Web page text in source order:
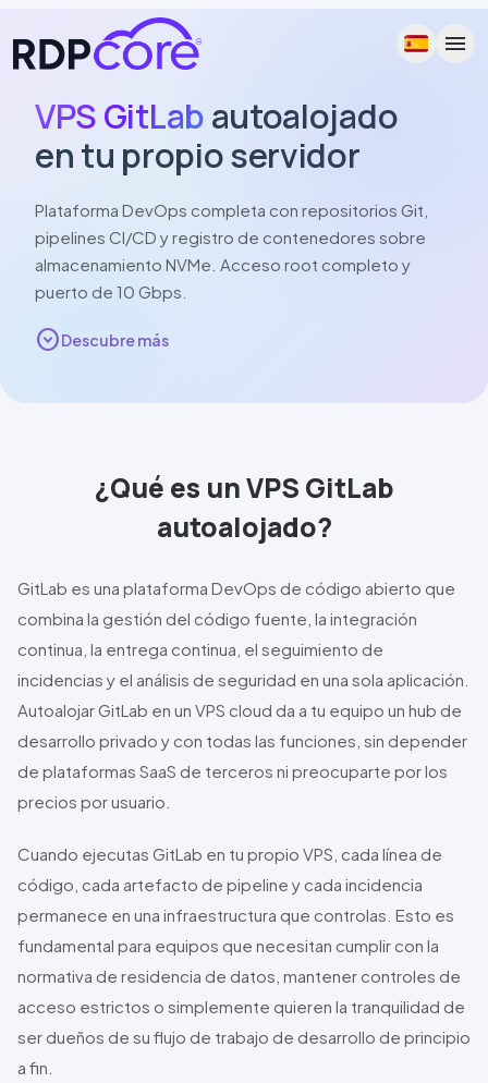
menu
VPSGitLabautoalojado
en tu propio servidor
Plataforma DevOps completa con repositorios Git,
pipelines CI/CD y registro de contenedores sobre
almacenamiento NVMe . Acceso root completo y
puerto de 10 Gbps
expand_circle_downDescubre más
¿Qué es un VPS GitLab
autoalojado?
GitLab es una plataforma DevOps de código abierto que
combina la gestión del código fuente, la integración
continua, la entrega continua, el seguimiento de
incidencias y el análisis de seguridad en una sola aplicación.
AutoalojarGitLab en un VPS cloud da a tu equipo un hub de
desarrollo privado y con todas las funciones, sin depender
de plataformas SaaS de terceros ni preocuparte por los
precios por usuario.
Cuando ejecutas GitLab en tu propio VPS, cada línea de
código, cada artefacto de pipeline y cada incidencia
permanece en una infraestructura que controlas. Esto es
fundamental para equipos que necesitan cumplir con la
normativa de residencia de datos, mantener controles de
acceso estrictos o simplemente quieren la tranquilidad de
ser dueños de su flujo de trabajo de desarrollo de principio
a fin.